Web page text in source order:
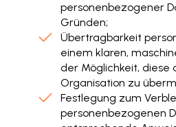
personenbezogener
Gründen;
Übertragbarkeit
einem klaren,
der Möglichkeit, diese
Organisation zu
Festlegung zum
personenbezogenen